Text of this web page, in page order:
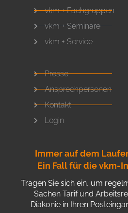
vkm + Fachgruppen
vkm + Seminare
vkm + Service
Presse
Ansprechpersonen
Kontakt
Login
Immer auf dem
Ein Fall für die vkm-
Tragen Sie sich ein, um
Sachen Tarif und
Diakonie in Ihren